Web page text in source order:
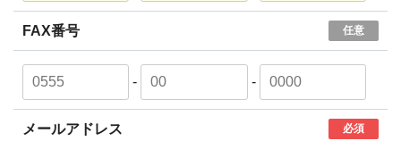
FAX番号 任意
- -
メールアドレス 必須